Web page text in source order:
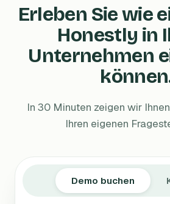
Erleben Sie wie
Honestly in
Unternehmen
In 30 Minuten zeigen wir
Ihren eigenen
Demo buchen